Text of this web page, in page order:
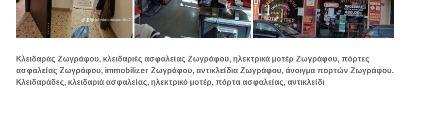
Κλειδαράς Ζωγράφου, κλειδαριές ασφαλείας Ζωγράφου, ηλεκτρικά μοτέρ Ζωγράφου, πόρτες
ασφαλείας Ζωγράφου, immobilizer Ζωγράφου, αντικλείδια Ζωγράφου, άνοιγμα πορτών Ζωγράφου.
Κλειδαράδες, κλειδαριά ασφαλείας, ηλεκτρικό μοτέρ, πόρτα ασφαλείας, αντικλείδι